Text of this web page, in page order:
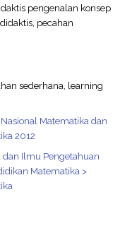
pengenalan konsep
pecahan
sederhana, learning
Matematika dan
2012
dan Ilmu Pengetahuan
Matematika >